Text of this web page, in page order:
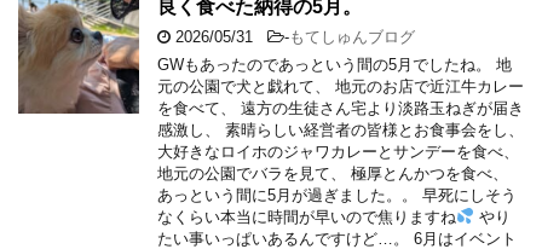
良く食べた納得の5月。
2026/05/31 -もてしゅんブログ
GWもあったのであっという間の5月でしたね。 地
元の公園で犬と戯れて、 地元のお店で近江牛カレー
を食べて、 遠方の生徒さん宅より淡路玉ねぎが届き
感激し、 素晴らしい経営者の皆様とお食事会をし、
大好きなロイホのジャワカレーとサンデーを食べ、
地元の公園でバラを見て、 極厚とんかつを食べ、
あっという間に5月が過ぎました。。 早死にしそう
なくらい本当に時間が早いので焦りますね
やり
たい事いっぱいあるんですけど…。 6月はイベント